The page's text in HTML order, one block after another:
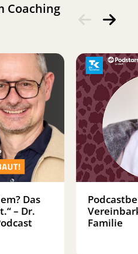
Coaching
Das
– Dr.
Familie